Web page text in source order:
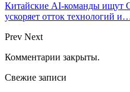
Китайские AI-команды ищут
ускоряет отток технологий
Prev Next
Комментарии закрыты.
Свежие записи